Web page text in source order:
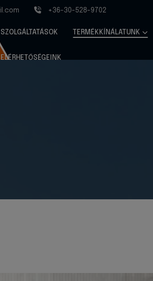
+36-30-528-9702
SZOLGÁLTATÁSOK TERMÉKKÍNÁLATUNK
ELÉRHETŐSÉGEINK